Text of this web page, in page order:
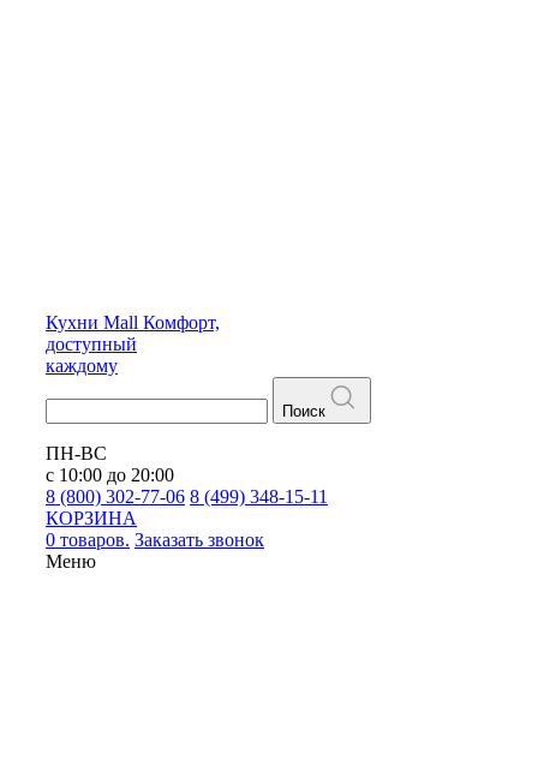
Кухни Mall Комфорт,
доступный
каждому
Поиск
ПН-ВС
с 10:00 до 20:00
8 (800) 302-77-06 8 (499) 348-15-11
КОРЗИНА
0 товаров. Заказать звонок
Меню